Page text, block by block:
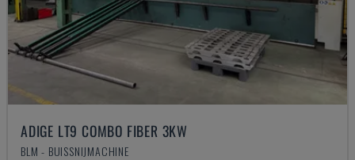
ADIGE LT9 COMBO FIBER 3KW
BLM - BUISSNIJMACHINE